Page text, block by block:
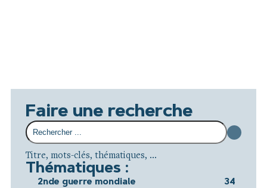
Faire une recherche
Titre, mots-clés, thématiques, ...
Thématiques :
2nde guerre mondiale 34